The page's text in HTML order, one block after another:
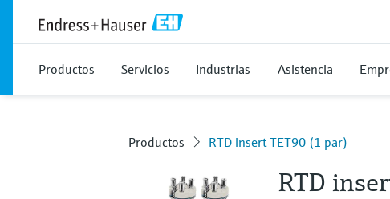
Productos Servicios Industrias Asistencia
Productos RTD insert TET90 (1 par)
RTD